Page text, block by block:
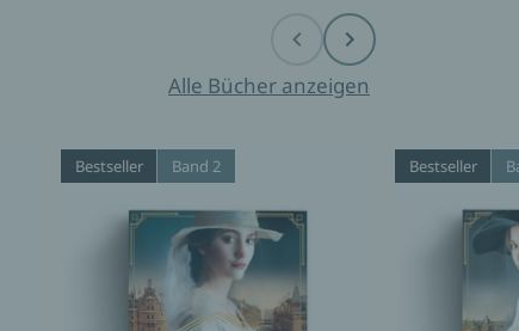
Before Next
Alle Bücher anzeigen
Bestseller Band 2 Bestseller